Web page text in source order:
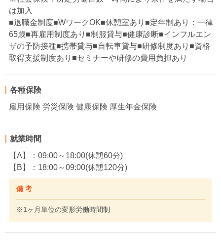
は加入
■退職金制度■WワークOK■休憩室あり■定年制あり：一律
65歳■再雇用制度あり■制服貸与■健康診断■インフルエン
ザの予防接種■携帯貸与■自転車貸与■研修制度あり■資格
取得支援制度あり■セミナーや研修の費用負担あり
各種保険
雇用保険 労災保険 健康保険 厚生年金保険
就業時間
【A】：09:00～18:00(休憩60分)
【B】：18:00～09:00(休憩120分)
備 考
※1ヶ月単位の変形労働時間制